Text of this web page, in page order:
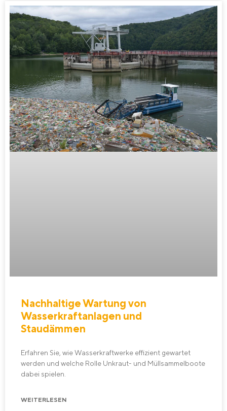
Nachhaltige Wartung von
Wasserkraftanlagen und
Staudämmen
Erfahren Sie, wie Wasserkraftwerke effizient gewartet
werden und welche Rolle Unkraut- und Müllsammelboote
dabei spielen.
WEITERLESEN